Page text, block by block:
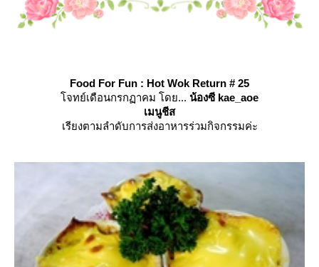
Food For Fun : Hot Wok Return # 25
จทย์เดือนกรกฏาคม โดย... น้องซี kae_aoe
เมนูชีส
เรียงตามลำดับการส่งอาหารร่วมกิจกรรมค่ะ